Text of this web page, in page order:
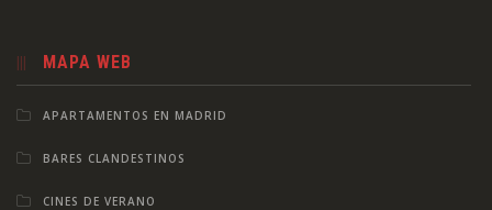
MAPA WEB
APARTAMENTOS EN MADRID
BARES CLANDESTINOS
CINES DE VERANO